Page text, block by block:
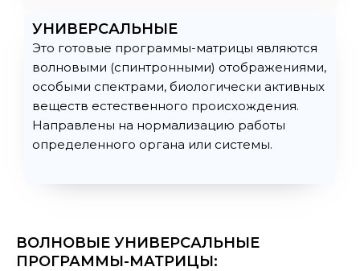
УНИВЕРСАЛЬНЫЕ
Это готовые программы-матрицы являются
волновыми (спинтронными) отображениями,
особыми спектрами, биологически активных
веществ естественного происхождения.
Направлены на нормализацию работы
определенного органа или системы.
ВОЛНОВЫЕ УНИВЕРСАЛЬНЫЕ
ПРОГРАММЫ-МАТРИЦЫ: